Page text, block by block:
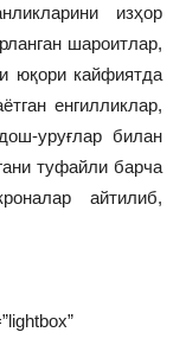
изҳор
шароитлар,
юқори кайфиятда
енгилликлар,
уруғлар билан
туфайли барча
айтилиб,